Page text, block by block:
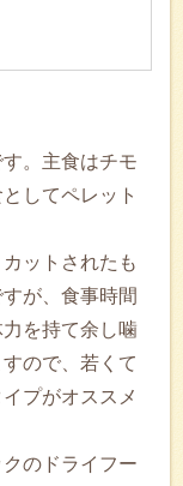
。主食はチモ
してペレット
ットされたも
が、食事時間
を持て余し噛
ので、若くて
プがオススメ
のドライフー